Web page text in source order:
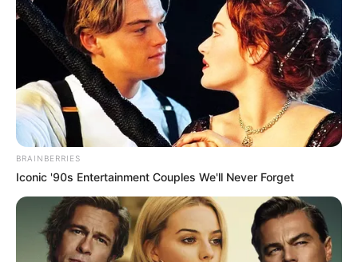
BRAINBERRIES
Iconic '90s Entertainment Couples We'll Never Forget